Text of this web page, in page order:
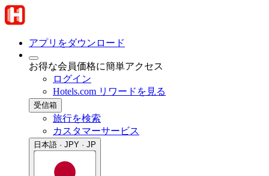
アプリをダウンロード
お得な会員価格に簡単アクセス
ログイン
Hotels.com リワードを見る
受信箱
旅行を検索
カスタマーサービス
日本語 · JPY · JP